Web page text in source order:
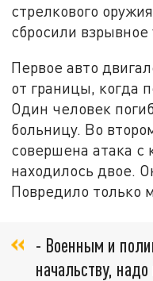
стрелкового
сбросили взрывное
Первое авто
от границы, когда
Один человек
больницу. Во
совершена атака с
находилось двое.
Повредило только
- Военным и
начальству,